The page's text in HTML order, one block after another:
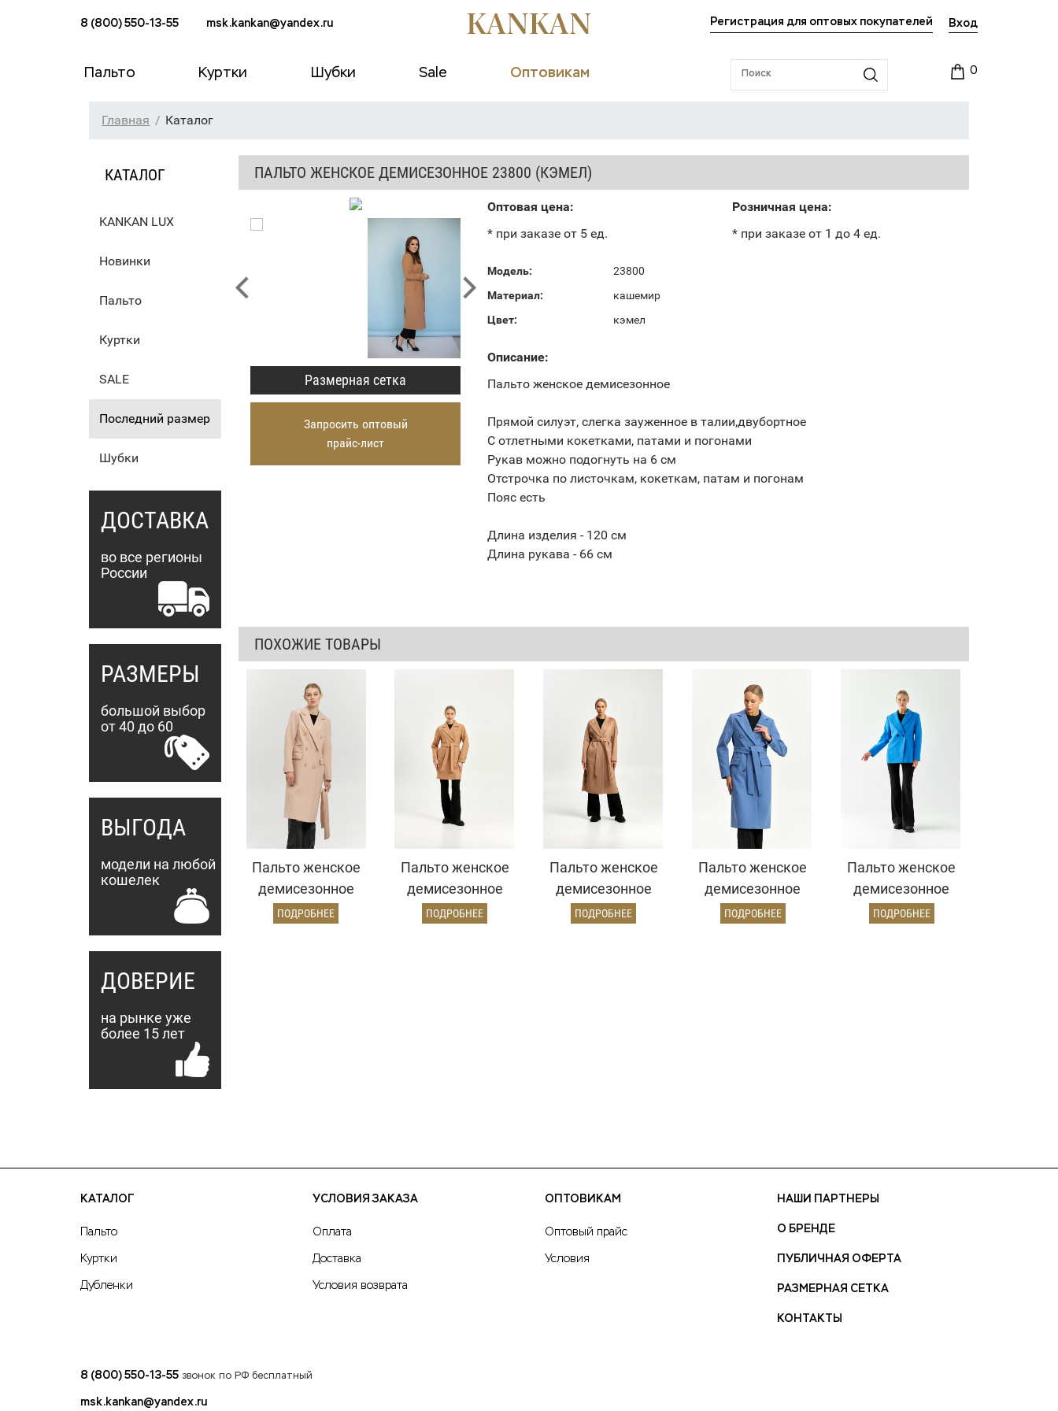
8 (800) 550-13-55 msk.kankan@yandex.ru Регистрация для оптовых покупателей Вход
Пальто Куртки Шубки Sale Оптовикам 0
Главная Каталог
КАТАЛОГ
KANKAN LUX
Новинки
Пальто
Куртки
SALE
Последний размер
Шубки
ДОСТАВКА
во все регионы
России
РАЗМЕРЫ
большой выбор
от 40 до 60
ВЫГОДА
модели на любой
кошелек
ДОВЕРИЕ
на рынке уже
более 15 лет
ПАЛЬТО ЖЕНСКОЕ ДЕМИСЕЗОННОЕ 23800 (КЭМЕЛ)
Размерная сетка
Запросить оптовый
прайс-лист
Оптовая цена:
* при заказе от 5 ед.
Розничная цена:
* при заказе от 1 до 4 ед.
Модель:
23800
Материал:
кашемир
Цвет:
кэмел
Описание:
Пальто женское демисезонное
Прямой силуэт, слегка зауженное в талии,двубортное
С отлетными кокетками, патами и погонами
Рукав можно подогнуть на 6 см
Отстрочка по листочкам, кокеткам, патам и погонам
Пояс есть
Длина изделия - 120 см
Длина рукава - 66 см
ПОХОЖИЕ ТОВАРЫ
Пальто женское
демисезонное
25775 (кремовый)
ПОДРОБНЕЕ
Пальто женское
демисезонное
22970 (золото)
ПОДРОБНЕЕ
Пальто женское
демисезонное
26820 (кэмел
ПОДРОБНЕЕ
Пальто женское
демисезонное
25775 (серо-
ПОДРОБНЕЕ
Пальто женское
демисезонное
26860 (электрик)
ПОДРОБНЕЕ
КАТАЛОГ
Пальто
Куртки
Дубленки
УСЛОВИЯ ЗАКАЗА
Оплата
Доставка
Условия возврата
ОПТОВИКАМ
Оптовый прайс
Условия
НАШИ ПАРТНЕРЫ
О БРЕНДЕ
ПУБЛИЧНАЯ ОФЕРТА
РАЗМЕРНАЯ СЕТКА
КОНТАКТЫ
8 (800) 550-13-55 звонок по РФ бесплатный
msk.kankan@yandex.ru